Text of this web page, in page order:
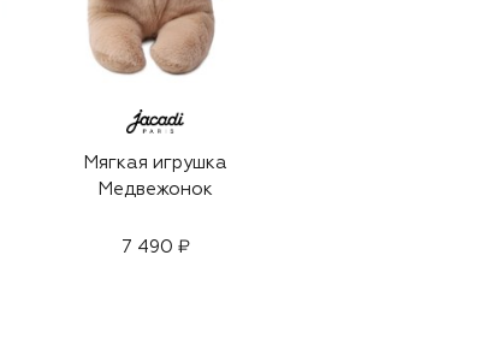
Мягкая игрушка
Медвежонок
7 490 ₽